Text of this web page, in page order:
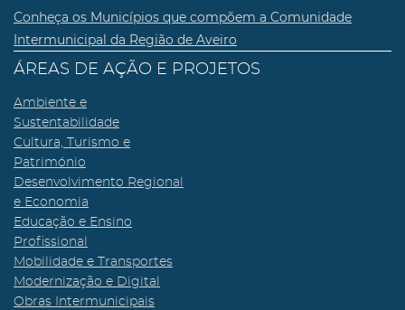
Conheça os Municípios que compõem a Comunidade
Intermunicipal da Região de Aveiro
ÁREAS DE AÇÃO E PROJETOS
Ambiente e
Sustentabilidade
Cultura, Turismo e
Património
Desenvolvimento Regional
e Economia
Educação e Ensino
Profissional
Mobilidade e Transportes
Modernização e Digital
Obras Intermunicipais